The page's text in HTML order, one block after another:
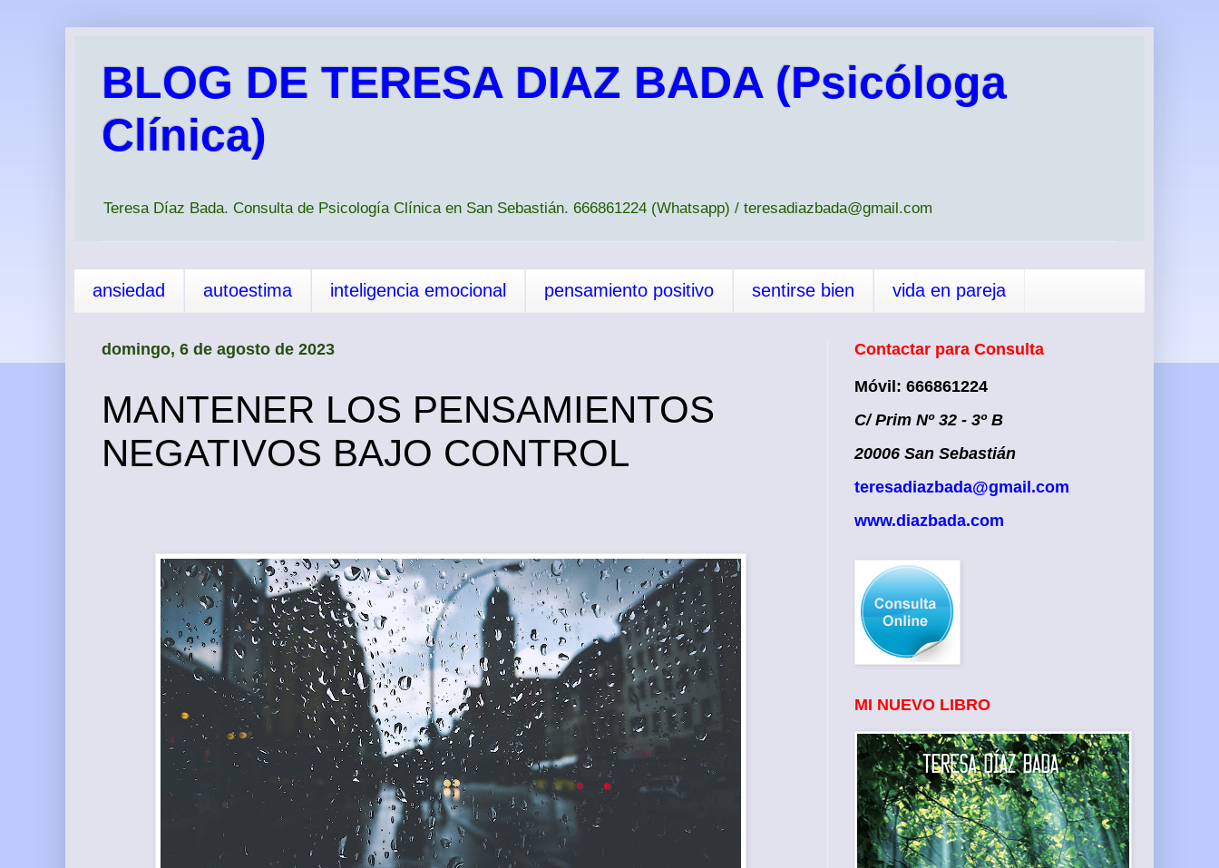
BLOG DE TERESA DIAZ BADA (Psicóloga
Clínica)
Teresa Díaz Bada. Consulta de Psicología Clínica en San Sebastián. 666861224 (Whatsapp) / teresadiazbada@gmail.com
ansiedad autoestima inteligencia emocional pensamiento positivo sentirse bien vida en pareja
domingo, 6 de agosto de 2023
MANTENER LOS PENSAMIENTOS
NEGATIVOS BAJO CONTROL
Contactar para Consulta
Móvil: 666861224
C/ Prim Nº 32 - 3º B
20006 San Sebastián
teresadiazbada@gmail.com
www.diazbada.com
MI NUEVO LIBRO